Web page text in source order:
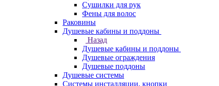
Сушилки для рук
Фены для волос
Раковины
Душевые кабины и поддоны
Назад
Душевые кабины и поддоны
Душевые ограждения
Душевые поддоны
Душевые системы
Системы инсталляции, кнопки